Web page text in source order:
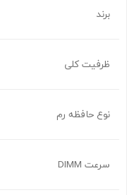
برند
ظرفیت کلی
نوع حافظه رم
سرعت DIMM